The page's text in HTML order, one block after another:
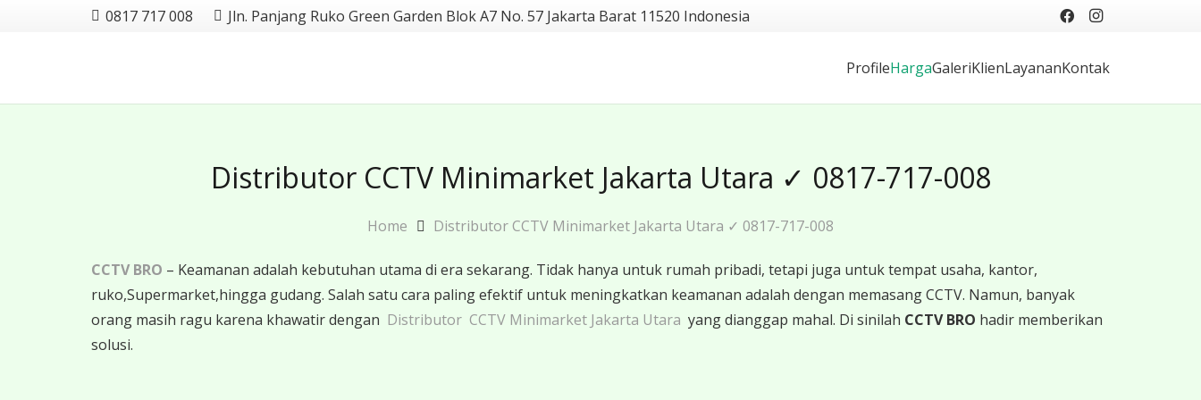
0817 717 008 Jln. Panjang Ruko Green Garden Blok A7 No. 57 Jakarta Barat 11520 Indonesia
ProfileHargaGaleriKlienLayananKontak
Distributor CCTV Minimarket Jakarta Utara ✓ 0817-717-008
Home Distributor CCTV Minimarket Jakarta Utara ✓ 0817-717-008
CCTV BRO – Keamanan adalah kebutuhan utama di era sekarang. Tidak hanya untuk rumah pribadi, tetapi juga untuk tempat usaha, kantor,
ruko,Supermarket,hingga gudang. Salah satu cara paling efektif untuk meningkatkan keamanan adalah dengan memasang CCTV. Namun, banyak
orang masih ragu karena khawatir dengan Distributor CCTV Minimarket Jakarta Utara yang dianggap mahal. Di sinilah CCTV BRO hadir memberikan
solusi.